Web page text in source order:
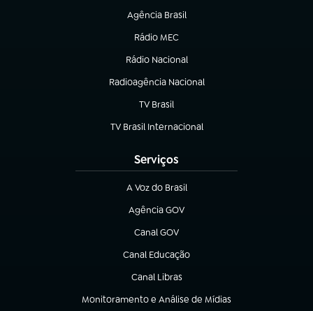
Agência Brasil
(abre em nova aba)
Rádio MEC
Rádio Nacional
(abre em nova aba)
Radioagência Nacional
(abre em nova aba)
TV Brasil
(abre em nova aba)
TV Brasil Internacional
(abre em nova aba)
Serviços
A Voz do Brasil
(abre em nova aba)
Agência GOV
(abre em nova aba)
Canal GOV
(abre em nova aba)
Canal Educação
(abre em nova aba)
Canal Libras
(abre em nova aba)
Monitoramento e Análise de Mídias
(abre em nova aba)